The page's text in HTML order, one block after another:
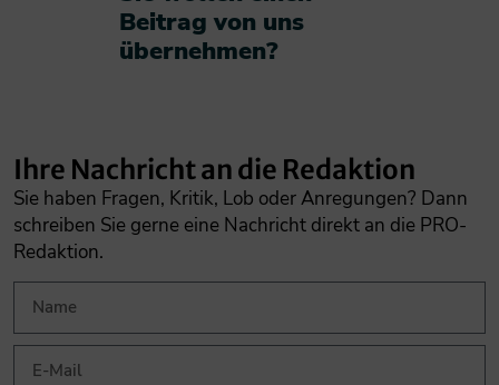
Beitrag von uns
übernehmen?​
Ihre Nachricht an die Redaktion
Sie haben Fragen, Kritik, Lob oder Anregungen? Dann
schreiben Sie gerne eine Nachricht direkt an die PRO-
Redaktion.